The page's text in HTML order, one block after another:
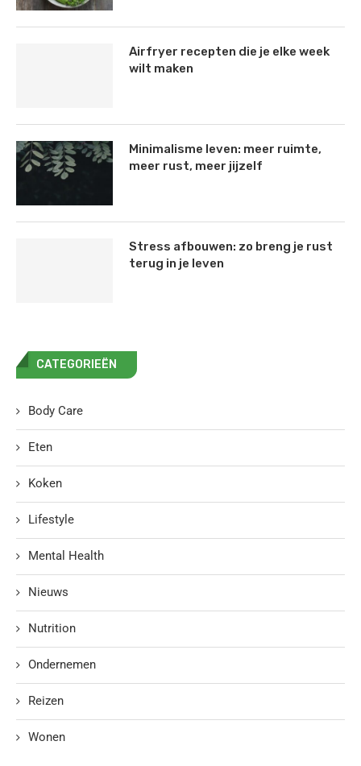
Airfryer recepten die je elke week
wilt maken
Minimalisme leven: meer ruimte,
meer rust, meer jijzelf
Stress afbouwen: zo breng je rust
terug in je leven
CATEGORIEËN
Body Care
Eten
Koken
Lifestyle
Mental Health
Nieuws
Nutrition
Ondernemen
Reizen
Wonen